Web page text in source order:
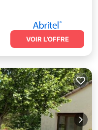
VOIR L’OFFRE